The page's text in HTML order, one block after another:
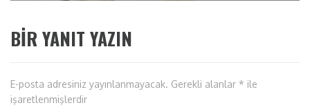
BIR YANIT YAZIN
E-posta adresiniz yayınlanmayacak. Gerekli alanlar * ile
işaretlenmişlerdir